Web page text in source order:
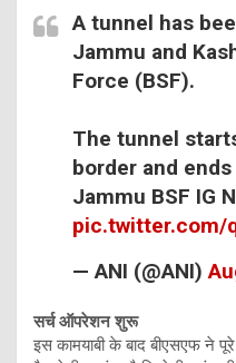
A tunnel has
Jammu and
Force (BSF).
The tunnel
border and
Jammu BSF IG
pic.twitter.com/
— ANI (@ANI)
सर्च ऑपरेशन शुरू
इस कामयाबी के बाद बीएसएफ ने